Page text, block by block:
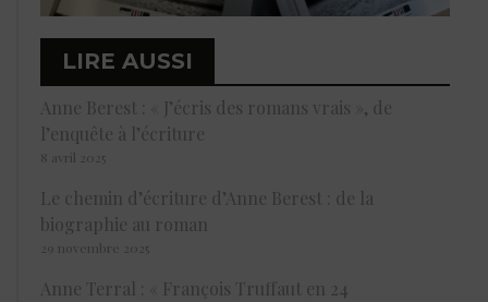
LIRE AUSSI
Anne Berest : « J’écris des romans vrais », de
l’enquête à l’écriture
8 avril 2025
Le chemin d’écriture d’Anne Berest : de la
biographie au roman
29 novembre 2025
Anne Terral : « François Truffaut en 24